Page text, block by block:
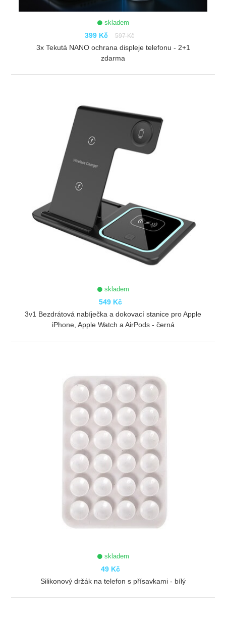
skladem
399 Kč 597 Kč
3x Tekutá NANO ochrana displeje telefonu - 2+1
zdarma
skladem
549 Kč
3v1 Bezdrátová nabíječka a dokovací stanice pro Apple
iPhone, Apple Watch a AirPods - černá
skladem
49 Kč
Silikonový držák na telefon s přísavkami - bílý